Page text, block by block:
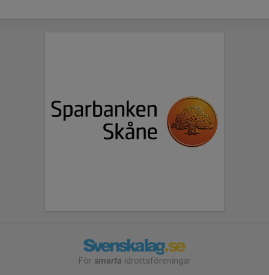
För smarta idrottsföreningar